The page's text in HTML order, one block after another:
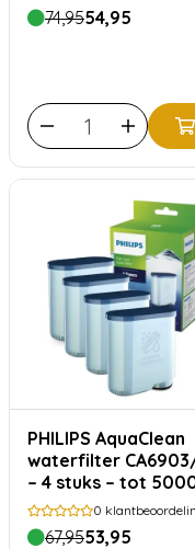
74,9554,95
PHILIPS AquaClean
waterfilter
– 4 stuks – tot
kopjes 0
67,9553,95